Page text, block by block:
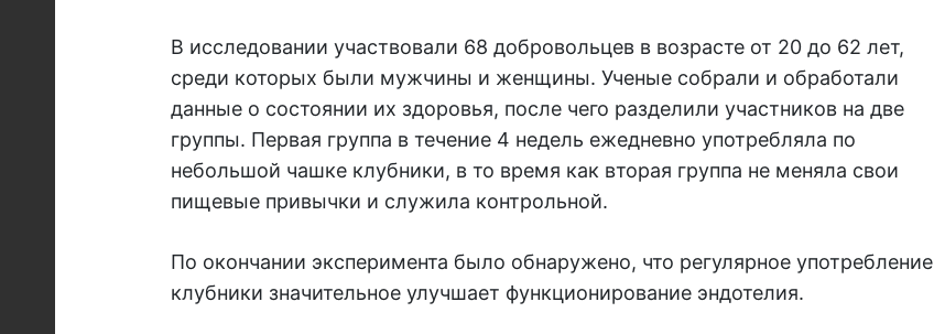
В исследовании участвовали 68 добровольцев в возрасте от 20 до 62 лет,
среди которых были мужчины и женщины. Ученые собрали и обработали
данные о состоянии их здоровья, после чего разделили участников на две
группы. Первая группа в течение 4 недель ежедневно употребляла по
небольшой чашке клубники, в то время как вторая группа не меняла свои
пищевые привычки и служила контрольной.
По окончании эксперимента было обнаружено, что регулярное употребление
клубники значительное улучшает функционирование эндотелия.